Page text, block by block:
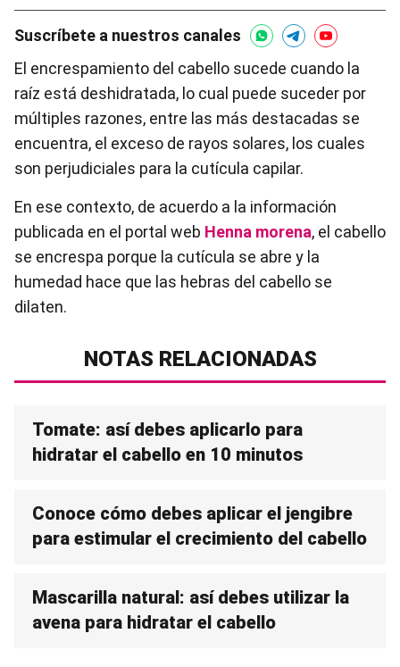
Suscríbete a nuestros canales
El encrespamiento del cabello sucede cuando la
raíz está deshidratada, lo cual puede suceder por
múltiples razones, entre las más destacadas se
encuentra, el exceso de rayos solares, los cuales
son perjudiciales para la cutícula capilar.
En ese contexto, de acuerdo a la información
publicada en el portal web Henna morena, el cabello
se encrespa porque la cutícula se abre y la
humedad hace que las hebras del cabello se
dilaten.
NOTAS RELACIONADAS
Tomate: así debes aplicarlo para
hidratar el cabello en 10 minutos
Conoce cómo debes aplicar el jengibre
para estimular el crecimiento del cabello
Mascarilla natural: así debes utilizar la
avena para hidratar el cabello